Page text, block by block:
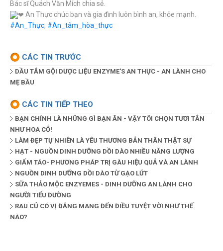
Bác sĩ Quách Văn Mích chia sẻ.
An Thực chúc bạn và gia đình luôn bình an, khỏe mạnh.
#An_Thực, #An_tâm_hòa_thực
CÁC TIN TRƯỚC
DẦU TẮM GỘI DƯỢC LIỆU ENZYME'S AN THỰC - AN LÀNH CHO
MẸ BẦU
CÁC TIN TIẾP THEO
BẠN CHÍNH LÀ NHỮNG GÌ BẠN ĂN - VẬY TÔI CHỌN TƯƠI TẮN
NHƯ HOA CỎ!
LÀM ĐẸP TỰ NHIÊN LÀ YÊU THƯƠNG BẢN THÂN THẬT SỰ
HẠT - NGUỒN DINH DƯỠNG DỒI DÀO NHIỀU NĂNG LƯỢNG
GIẤM TÁO- PHƯƠNG PHÁP TRỊ GÀU HIỆU QUẢ VÀ AN LÀNH
NGUỒN DINH DƯỠNG DỒI DÀO TỪ GẠO LỨT
SỮA THẢO MỘC ENZYEMES - DINH DƯỠNG AN LÀNH CHO
NGƯỜI TIỂU ĐƯỜNG
RAU CỦ CÓ VỊ ĐẮNG MANG ĐẾN ĐIỀU TUYỆT VỜI NHƯ THẾ
NÀO?